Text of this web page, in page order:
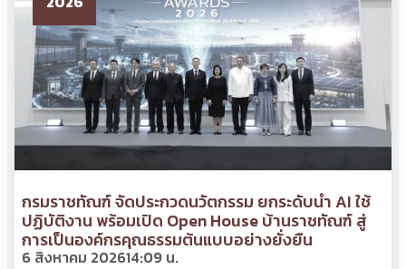
กรมราชทัณฑ์ จัดประกวดนวัตกรรม ยกระดับนำ AI ใช้
ปฏิบัติงาน พร้อมเปิด Open House บ้านราชทัณฑ์ สู่
การเป็นองค์กรคุณธรรมต้นแบบอย่างยั่งยืน
6 สิงหาคม 202614:09 น.